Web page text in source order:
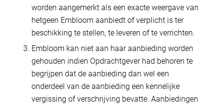
worden aangemerkt als een exacte weergave van
hetgeen Embloom aanbiedt of verplicht is ter
beschikking te stellen, te leveren of te verrichten.
Embloom kan niet aan haar aanbieding worden
gehouden indien Opdrachtgever had behoren te
begrijpen dat de aanbieding dan wel een
onderdeel van de aanbieding een kennelijke
vergissing of verschrijving bevatte. Aanbiedingen